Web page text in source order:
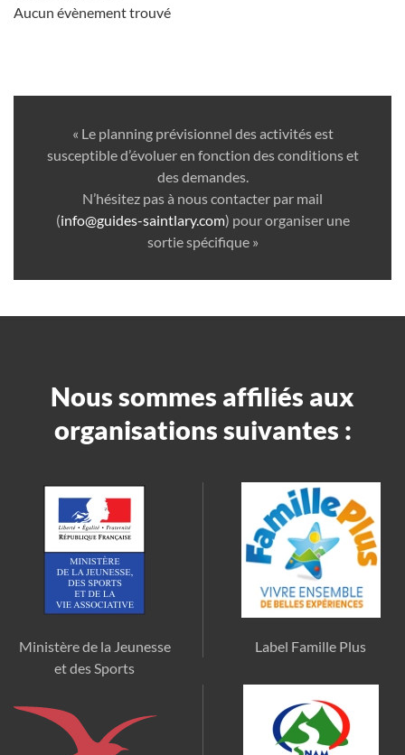
Aucun évènement trouvé
« Le planning prévisionnel des activités est
susceptible d’évoluer en fonction des conditions et
des demandes.
N’hésitez pas à nous contacter par mail
(info@guides-saintlary.com) pour organiser une
sortie spécifique »
Nous sommes affiliés aux
organisations suivantes :
Ministère de la Jeunesse
et des Sports
Label Famille Plus